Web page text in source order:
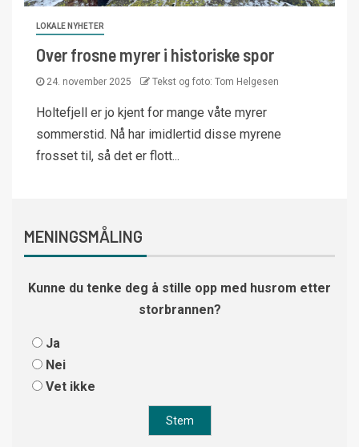
LOKALE NYHETER
Over frosne myrer i historiske spor
24. november 2025 Tekst og foto: Tom Helgesen
Holtefjell er jo kjent for mange våte myrer
sommerstid. Nå har imidlertid disse myrene
frosset til, så det er flott...
MENINGSMÅLING
Kunne du tenke deg å stille opp med husrom etter
storbrannen?
Ja
Nei
Vet ikke